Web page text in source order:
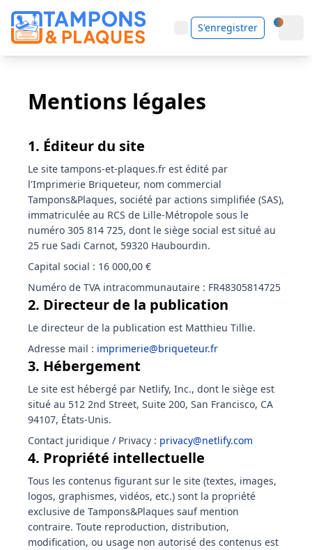
S'enregistrer
Mentions légales
1. Éditeur du site
Le site tampons-et-plaques.fr est édité par
l'Imprimerie Briqueteur, nom commercial
Tampons&Plaques, société par actions simplifiée (SAS),
immatriculée au RCS de Lille-Métropole sous le
numéro 305 814 725, dont le siège social est situé au
25 rue Sadi Carnot, 59320 Haubourdin.
Capital social : 16 000,00 €
Numéro de TVA intracommunautaire : FR48305814725
2. Directeur de la publication
Le directeur de la publication est Matthieu Tillie.
Adresse mail : imprimerie@briqueteur.fr
3. Hébergement
Le site est hébergé par Netlify, Inc., dont le siège est
situé au 512 2nd Street, Suite 200, San Francisco, CA
94107, États-Unis.
Contact juridique / Privacy : privacy@netlify.com
4. Propriété intellectuelle
Tous les contenus figurant sur le site (textes, images,
logos, graphismes, vidéos, etc.) sont la propriété
exclusive de Tampons&Plaques sauf mention
contraire. Toute reproduction, distribution,
modification, ou usage non autorisé des contenus est